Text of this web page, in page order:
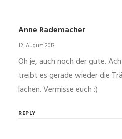
Anne Rademacher
12. August 2013
Oh je, auch noch der gute.
treibt es gerade wieder die
lachen. Vermisse euch :)
REPLY